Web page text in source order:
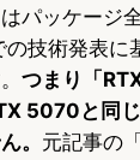
パッケージ
技術発表に
つまり「
5070と同
。 元記事の